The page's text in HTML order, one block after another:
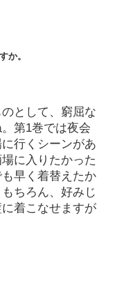
か。
として、窮屈な
第1巻では夜会
行くシーンがあ
に入りたかった
早く着替えたか
ちろん、好みじ
着こなせますが